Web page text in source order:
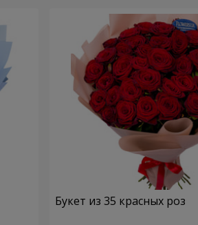
Букет из 35 красных роз